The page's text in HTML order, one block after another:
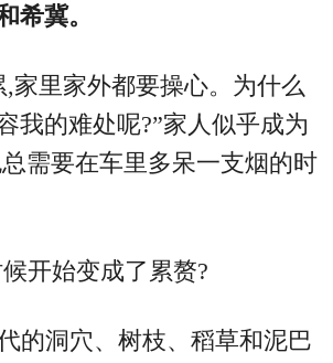
希冀。
,家里家外都要操心。为什么
我的难处呢?”家人似乎成为
需要在车里多呆一支烟的时
开始变成了累赘?
的洞穴、树枝、稻草和泥巴